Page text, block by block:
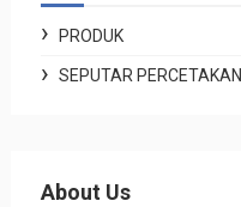
PRODUK
SEPUTAR PERCETAKAN
About Us